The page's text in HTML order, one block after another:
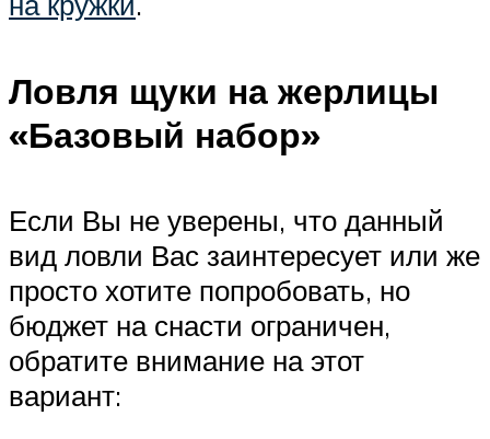
Ловля щуки на жерлицы
«Базовый набор»
Если Вы не уверены, что данный
вид ловли Вас заинтересует или же
просто хотите попробовать, но
бюджет на снасти ограничен,
обратите внимание на этот
вариант: